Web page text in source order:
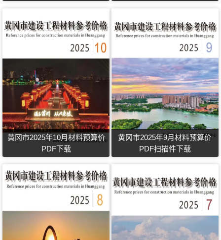
黄冈市2025年10月材料预算价
PDF下载
黄冈市2025年9月材料预算价
PDF扫描件下载